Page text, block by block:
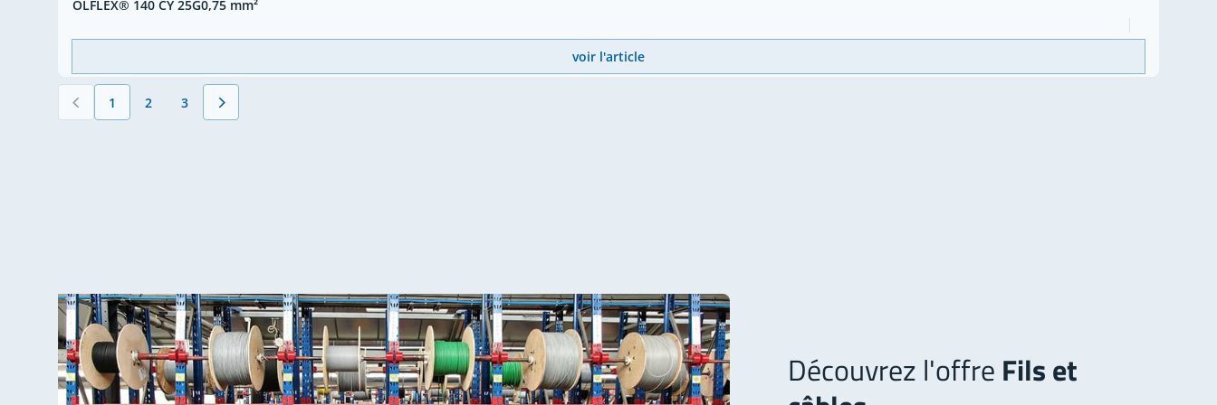
ÖLFLEX® 140 CY 25G0,75 mm²
voir l'article
Vous lisez actuellement la page
1 Page
2 Page
3
Découvrez l'offre Fils et